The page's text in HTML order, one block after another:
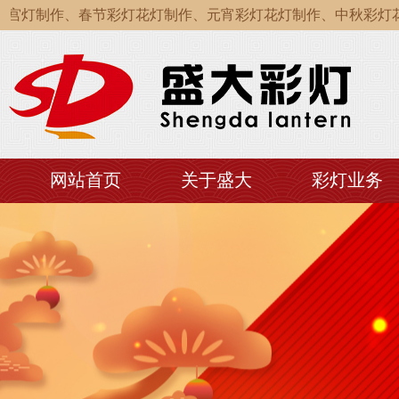
、春节彩灯花灯制作、元宵彩灯花灯制作、中秋彩灯花
、春节彩灯花灯制作、元宵彩灯花灯制作、中秋彩灯花
网站首页 关于盛大 彩灯业务